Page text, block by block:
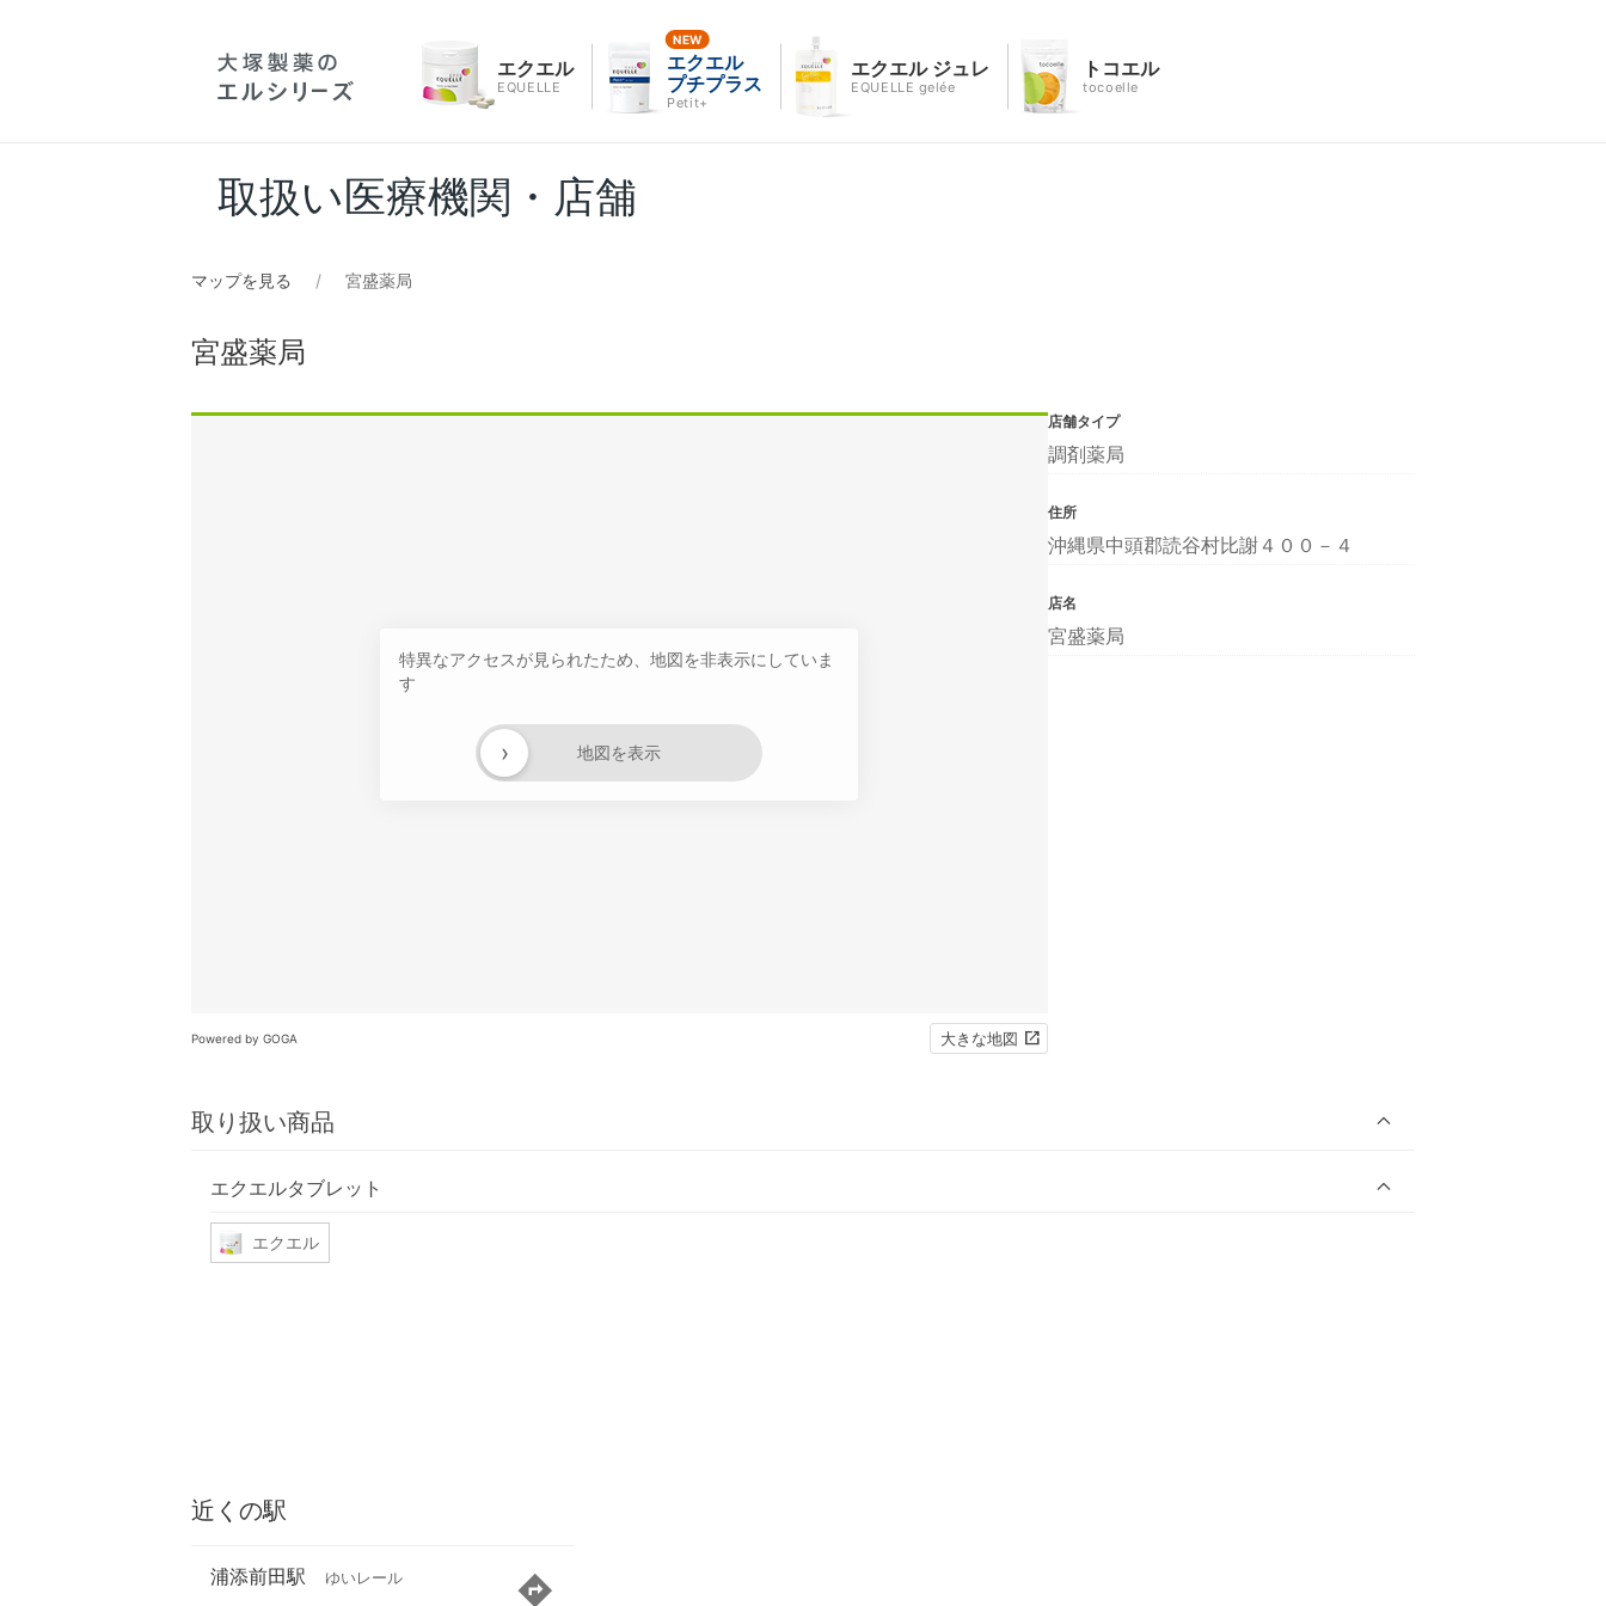
エクエル
EQUELLE
エクエル
プチプラス
Petit+
エクエル ジュレ
EQUELLE gelée
トコエル
tocoelle
取扱い医療機関・店舗
マップを見る 宮盛薬局
宮盛薬局
特異なアクセスが見られたため、地図を非表示にしていま
す
地図を表示
›
Powered by GOGA 大きな地図
取り扱い商品
エクエルタブレット
エクエル
店舗タイプ
調剤薬局
住所
沖縄県中頭郡読谷村比謝４００－４
店名
宮盛薬局
近くの駅
浦添前田駅 ゆいレール